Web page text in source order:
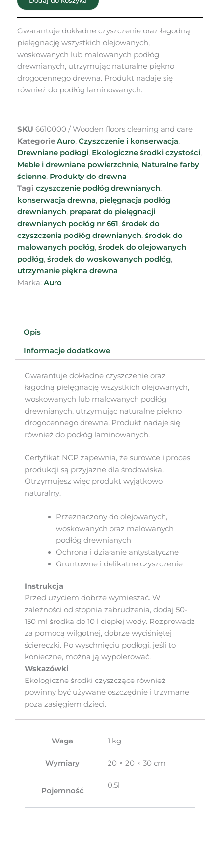
podłóg
Nr
661
Gwarantuje dokładne czyszczenie oraz łagodną
pielęgnację wszystkich olejowanych,
woskowanych lub malowanych podłóg
drewnianych, utrzymując naturalne piękno
drogocennego drewna. Produkt nadaje się
również do podłóg laminowanych.
SKU 6610000 / Wooden floors cleaning and care
Kategorie Auro, Czyszczenie i konserwacja,
Drewniane podłogi, Ekologiczne środki czystości,
Meble i drewniane powierzchnie, Naturalne farby
ścienne, Produkty do drewna
Tagi czyszczenie podłóg drewnianych,
konserwacja drewna, pielęgnacja podłóg
drewnianych, preparat do pielęgnacji
drewnianych podłóg nr 661, środek do
czyszczenia podłóg drewnianych, środek do
malowanych podłóg, środek do olejowanych
podłóg, środek do woskowanych podłóg,
utrzymanie piękna drewna
Marka: Auro
Opis
Informacje dodatkowe
Gwarantuje dokładne czyszczenie oraz
łagodną pielęgnację wszystkich olejowanych,
woskowanych lub malowanych podłóg
drewnianych, utrzymując naturalne piękno
drogocennego drewna. Produkt nadaje się
również do podłóg laminowanych.
Certyfikat NCP zapewnia, że surowce i proces
produkcji są przyjazne dla środowiska.
Otrzymujesz więc produkt wyjątkowo
naturalny.
Przeznaczony do olejowanych,
woskowanych oraz malowanych
podłóg drewnianych
Ochrona i działanie antystatyczne
Gruntowne i delikatne czyszczenie
Instrukcja
Przed użyciem dobrze wymieszać. W
zależności od stopnia zabrudzenia, dodaj 50-
150 ml środka do 10 l ciepłej wody. Rozprowadź
za pomocą wilgotnej, dobrze wyciśniętej
ściereczki. Po wyschnięciu podłogi, jeśli to
konieczne, można ją wypolerować.
Wskazówki
Ekologiczne środki czyszczące również
powinny być używane oszczędnie i trzymane
poza zasięgiem dzieci.
Waga 1 kg
Wymiary 20 × 20 × 30 cm
Pojemność
0,5l